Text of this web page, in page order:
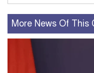
More News Of This